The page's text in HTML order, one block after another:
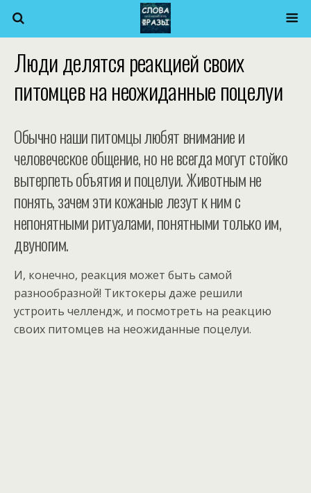
Люди делятся реакцией своих
питомцев на неожиданные поцелуи
Обычно наши питомцы любят внимание и
человеческое общение, но не всегда могут стойко
вытерпеть объятия и поцелуи. Животным не
понять, зачем эти кожаные лезут к ним с
непонятными ритуалами, понятными только им,
двуногим.
И, конечно, реакция может быть самой
разнообразной! Тиктокеры даже решили
устроить челлендж, и посмотреть на реакцию
своих питомцев на неожиданные поцелуи.